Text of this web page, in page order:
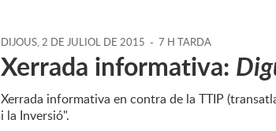
DIJOUS,2 DE JULIOL DE 2015 - 7 H TARDA
Xerrada informativa:
Xerrada informativa en contra de la TTIP
i la Inversió".